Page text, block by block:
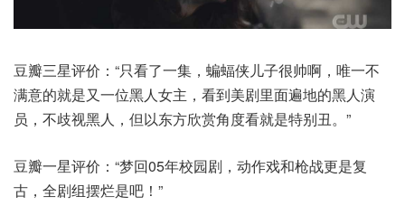
豆瓣三星评价：“只看了一集，蝙蝠侠儿子很帅啊，唯一不
满意的就是又一位黑人女主，看到美剧里面遍地的黑人演
员，不歧视黑人，但以东方欣赏角度看就是特别丑。”
豆瓣一星评价：“梦回05年校园剧，动作戏和枪战更是复
古，全剧组摆烂是吧！”